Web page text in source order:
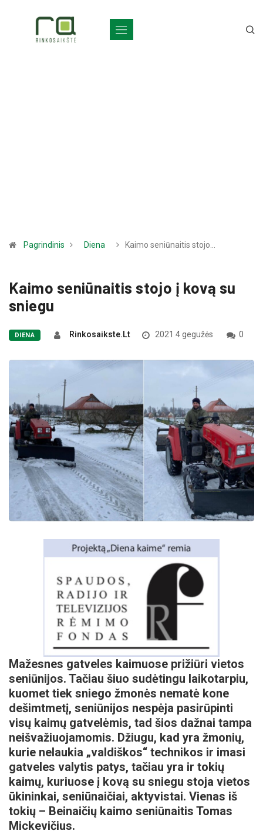
Pagrindinis Diena Kaimo seniūnaitis stojo…
Kaimo seniūnaitis stojo į kovą su
sniegu
DIENA Rinkosaikste.lt 2021 4 gegužės 0
Mažesnes gatveles kaimuose prižiūri vietos
seniūnijos. Tačiau šiuo sudėtingu laikotarpiu,
kuomet tiek sniego žmonės nematė kone
dešimtmetį, seniūnijos nespėja pasirūpinti
visų kaimų gatvelėmis, tad šios dažnai tampa
neišvažiuojamomis. Džiugu, kad yra žmonių,
kurie nelaukia „valdiškos“ technikos ir imasi
gatveles valytis patys, tačiau yra ir tokių
kaimų, kuriuose į kovą su sniegu stoja vietos
ūkininkai, seniūnaičiai, aktyvistai. Vienas iš
tokių – Beinaičių kaimo seniūnaitis Tomas
Mickevičius.